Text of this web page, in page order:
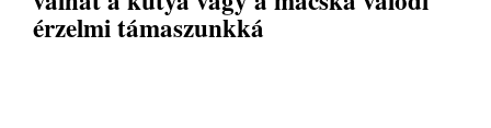
érzelmi támaszunkká